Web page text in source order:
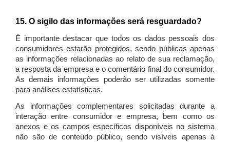
15. O sigilo das informações será resguardado?
É importante destacar que todos os dados pessoais dos
consumidores estarão protegidos, sendo públicas apenas
as informações relacionadas ao relato de sua reclamação,
a resposta da empresa e o comentário final do consumidor.
As demais informações poderão ser utilizadas somente
para análises estatísticas.
As informações complementares solicitadas durante a
interação entre consumidor e empresa, bem como os
anexos e os campos específicos disponíveis no sistema
não são de conteúdo público, sendo visíveis apenas à